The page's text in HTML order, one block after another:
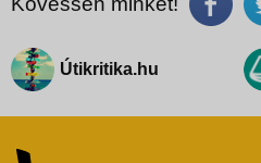
Útikritika.hu